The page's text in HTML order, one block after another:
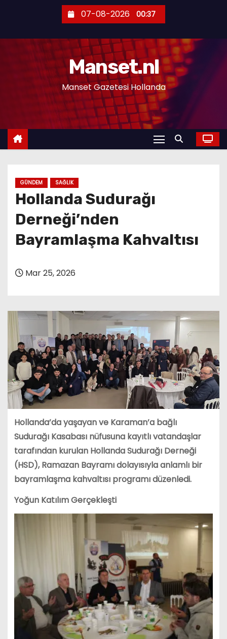
e
07-08-2026 00:37
Manset.nl
Manset Gazetesi Hollanda
GÜNDEM SAĞLIK
Hollanda Sudurağı
Derneği’nden
Bayramlaşma Kahvaltısı
Mar 25, 2026
Hollanda’da yaşayan ve Karaman’a bağlı
Sudurağı Kasabası nüfusuna kayıtlı vatandaşlar
tarafından kurulan Hollanda Sudurağı Derneği
(HSD), Ramazan Bayramı dolayısıyla anlamlı bir
bayramlaşma kahvaltısı programı düzenledi.
Yoğun Katılım Gerçekleşti